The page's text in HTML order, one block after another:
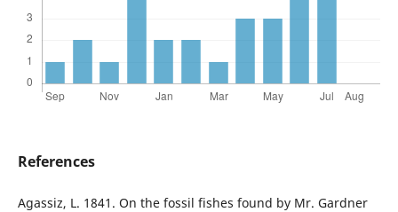
References
Agassiz, L. 1841. On the fossil fishes found by Mr. Gardner